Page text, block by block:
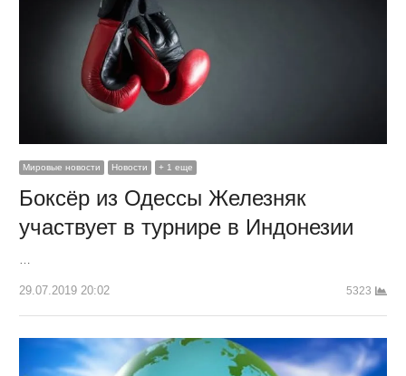
Мировые новости Новости + 1 еще
Боксёр из Одессы Железняк
участвует в турнире в Индонезии
…
29.07.2019 20:02 5323